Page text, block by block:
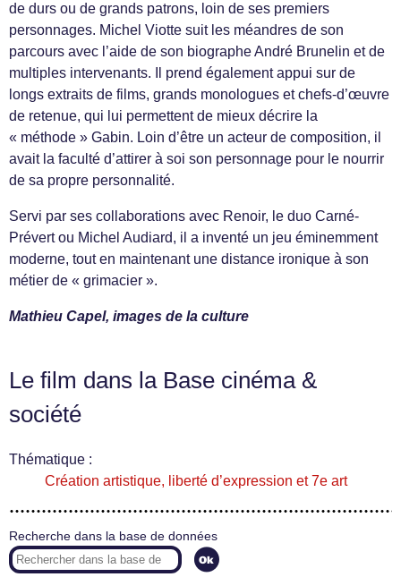
de durs ou de grands patrons, loin de ses premiers
personnages. Michel Viotte suit les méandres de son
parcours avec l’aide de son biographe André Brunelin et de
multiples intervenants. Il prend également appui sur de
longs extraits de films, grands monologues et chefs-d’œuvre
de retenue, qui lui permettent de mieux décrire la
« méthode » Gabin. Loin d’être un acteur de composition, il
avait la faculté d’attirer à soi son personnage pour le nourrir
de sa propre personnalité.
Servi par ses collaborations avec Renoir, le duo Carné-
Prévert ou Michel Audiard, il a inventé un jeu éminemment
moderne, tout en maintenant une distance ironique à son
métier de « grimacier ».
Mathieu Capel, images de la culture
Le film dans la Base cinéma &
société
Thématique :
Création artistique, liberté d’expression et 7e art
Recherche dans la base de données